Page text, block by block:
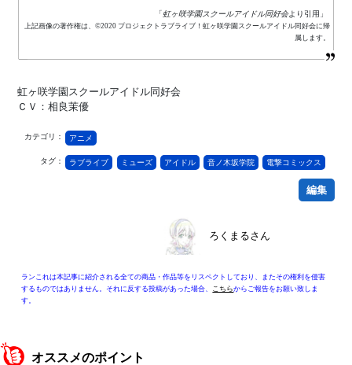
「虹ヶ咲学園スクールアイドル同好会より引用」
上記画像の著作権は、©2020 プロジェクトラブライブ！虹ヶ咲学園スクールアイドル同好会に帰
属します。
虹ヶ咲学園スクールアイドル同好会
ＣＶ：相良茉優
カテゴリ： アニメ
タグ： ラブライブ ミューズ アイドル 音ノ木坂学院 電撃コミックス
編集
ろくまるさん
ランこれは本記事に紹介される全ての商品・作品等をリスペクトしており、またその権利を侵害
するものではありません。それに反する投稿があった場合、
こちらからご報告をお願い致しま
す。
オススメのポイント